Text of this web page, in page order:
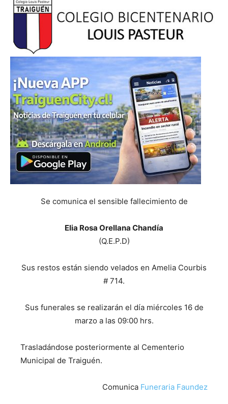
Se comunica el sensible fallecimiento de
Elia Rosa Orellana Chandía
(Q.E.P.D)
Sus restos están siendo velados en Amelia Courbis
# 714.
Sus funerales se realizarán el día miércoles 16 de
marzo a las 09:00 hrs.
Trasladándose posteriormente al Cementerio
Municipal de Traiguén.
Comunica Funeraria Faundez